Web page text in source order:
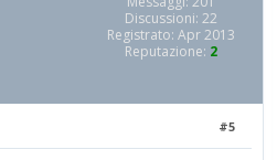
Discussioni: 22
Registrato: Apr 2013
Reputazione: 2
#5